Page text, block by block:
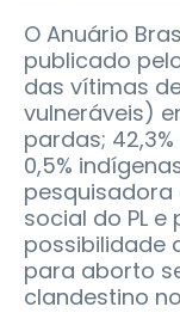
O Anuário
publicado
das vítimas
vulneráveis)
pardas;
0,5%
social do PL
possibilidade
para aborto
clandestino